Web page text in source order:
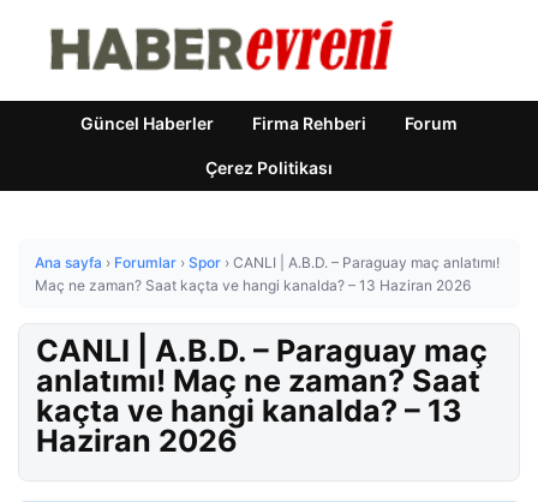
Güncel Haberler Firma Rehberi Forum
Çerez Politikası
Ana sayfa › Forumlar › Spor › CANLI | A.B.D. – Paraguay maç anlatımı!
Maç ne zaman? Saat kaçta ve hangi kanalda? – 13 Haziran 2026
CANLI | A.B.D. – Paraguay maç
anlatımı! Maç ne zaman? Saat
kaçta ve hangi kanalda? – 13
Haziran 2026